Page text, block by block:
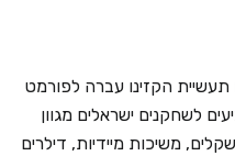
הקזינו עברה לפורמט
לשחקנים ישראלים מגוון
משיכות מיידיות, דילרים